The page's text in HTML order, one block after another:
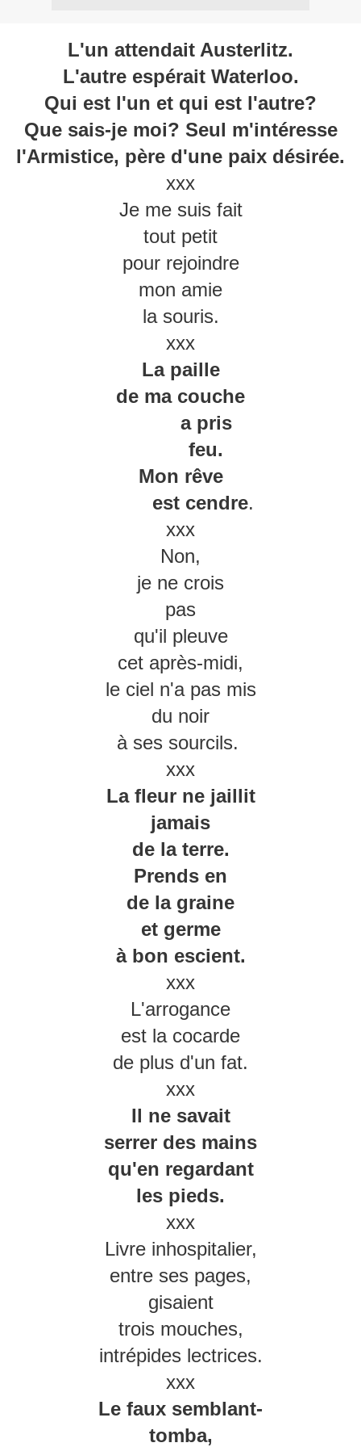
L'un attendait Austerlitz.
L'autre espérait Waterloo.
Qui est l'un et qui est l'autre?
Que sais-je moi? Seul m'intéresse
l'Armistice, père d'une paix désirée.
xxx
Je me suis fait
tout petit
pour rejoindre
mon amie
la souris.
xxx
La paille
de ma couche
a pris
feu.
Mon rêve
est cendre.
xxx
Non,
je ne crois
pas
qu'il pleuve
cet après-midi,
le ciel n'a pas mis
du noir
à ses sourcils.
xxx
La fleur ne jaillit
jamais
de la terre.
Prends en
de la graine
et germe
à bon escient.
xxx
L'arrogance
est la cocarde
de plus d'un fat.
xxx
Il ne savait
serrer des mains
qu'en regardant
les pieds.
xxx
Livre inhospitalier,
entre ses pages,
gisaient
trois mouches,
intrépides lectrices.
xxx
Le faux semblant-
tomba,